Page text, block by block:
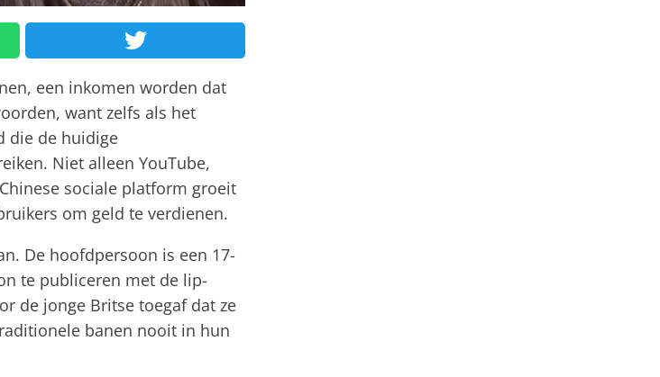
een inkomen worden dat
want zelfs als het
die de huidige
Niet alleen YouTube,
sociale platform groeit
om geld te verdienen.
De hoofdpersoon is een 17-
te publiceren met de lip-
de jonge Britse toegaf dat ze
banen nooit in hun